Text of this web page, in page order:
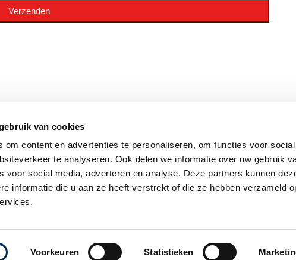
van cookies
om content en advertenties te personaliseren, om functies voor
te analyseren. Ook delen we informatie over uw gebruik
voor social media, adverteren en analyse. Deze partners kunnen
informatie die u aan ze heeft verstrekt of die ze hebben verzameld
Voorkeuren Statistieken
aanvragen
brochure